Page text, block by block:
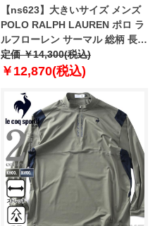
【ns623】大きいサイズ メンズ
POLO RALPH LAUREN ポロ ラ
ルフローレン サーマル 総柄 長袖
Tシャツ USA直輸入 pw25hr-
a0sO
定価 ￥14,300(税込)
￥12,870(税込)